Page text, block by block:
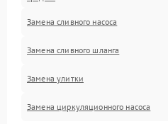
Замена сливного насоса
Замена сливного шланга
Замена улитки
Замена циркуляционного насоса